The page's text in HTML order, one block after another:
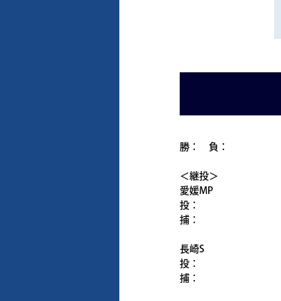
勝： 負：
＜継投＞
愛媛MP
投：
捕：
長崎S
投：
捕：